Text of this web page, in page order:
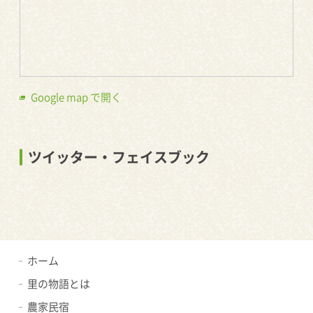
Google map で開く
ツイッター・フェイスブック
ホーム
里の物語とは
農家民宿